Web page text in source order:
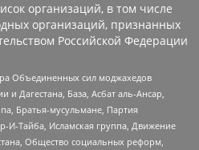
организаций, в том числе
организаций, признанных
Российской Федерации
Объединенных сил моджахедов
и Дагестана, База, Асбат аль-Ансар,
Братья-мусульмане, Партия
И-Тайба, Исламская группа, Движение
Общество социальных реформ,